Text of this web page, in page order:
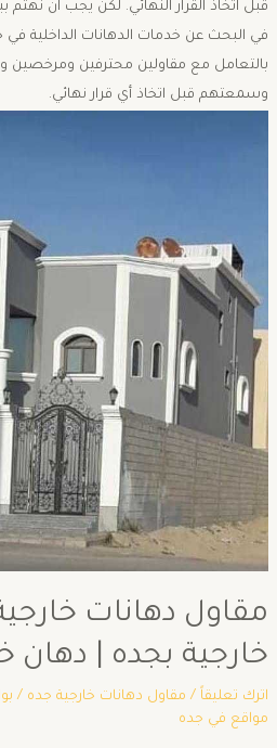
قبل اتخاذ القرار النهائي. لكن يجب ان
في البحث عن خدمات الدهانات الداخلية في
بالتعامل مع مقاولين محترفين ومرخصين
وسمعتهم قبل اتخاذ أي قرار نهائي.
مقاول دهانات
خارجية بجده | دهان
اترك تعليقاً / مقاول دهانات خارجية جده /
مواقع في جده